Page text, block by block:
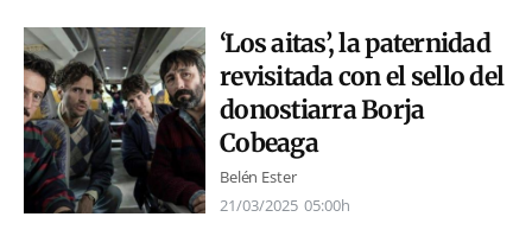
‘Los aitas’, la paternidad
revisitada con el sello del
donostiarra Borja
Cobeaga
Belén Ester
21/03/2025 05:00h